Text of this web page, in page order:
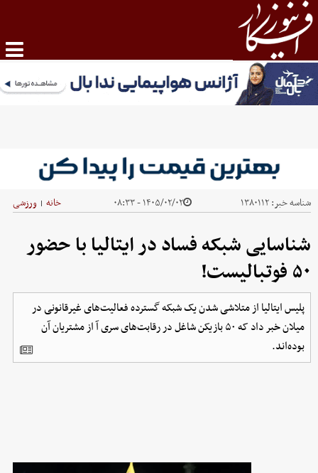
شناسه خبر:۱۳۸۰۱۱۲ ۱۴۰۵/۰۲/۰۲ - ۰۸:۳۳ خانه | ورزشی
شناسایی شبکه فساد در ایتالیا با حضور
۵۰ فوتبالیست!
پلیس ایتالیا از متلاشی شدن یک شبکه گسترده فعالیت‌های غیرقانونی در
میلان خبر داد که ۵۰ بازیکن شاغل در رقابت‌های سری آ از مشتریان آن
بوده‌اند.